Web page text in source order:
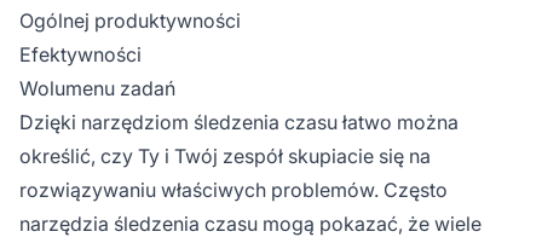
Ogólnej produktywności
Efektywności
Wolumenu zadań
Dzięki narzędziom śledzenia czasu łatwo można
określić, czy Ty i Twój zespół skupiacie się na
rozwiązywaniu właściwych problemów. Często
narzędzia śledzenia czasu mogą pokazać, że wiele